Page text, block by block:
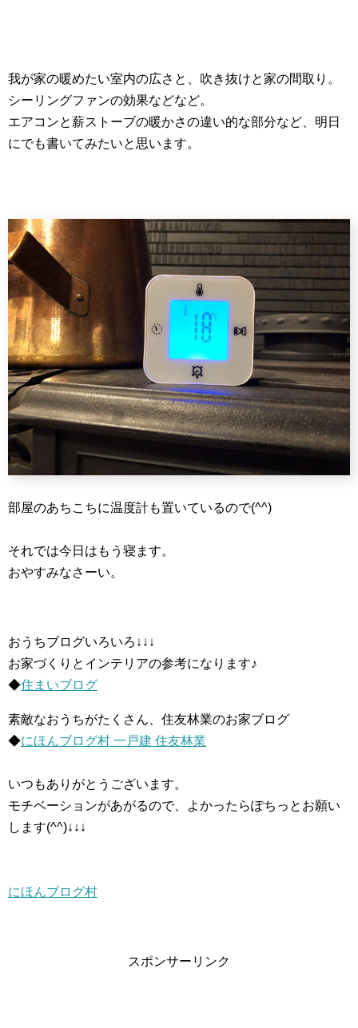
我が家の暖めたい室内の広さと、吹き抜けと家の間取り。
シーリングファンの効果などなど。
エアコンと薪ストーブの暖かさの違い的な部分など、明日
にでも書いてみたいと思います。
部屋のあちこちに温度計も置いているので(^^)
それでは今日はもう寝ます。
おやすみなさーい。
おうちブログいろいろ↓↓↓
お家づくりとインテリアの参考になります♪
◆住まいブログ
素敵なおうちがたくさん、住友林業のお家ブログ
◆にほんブログ村 一戸建 住友林業
いつもありがとうございます。
モチベーションがあがるので、よかったらぽちっとお願い
します(^^)↓↓↓
にほんブログ村
スポンサーリンク